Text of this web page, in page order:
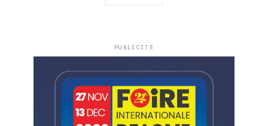
PUBLICITÉ